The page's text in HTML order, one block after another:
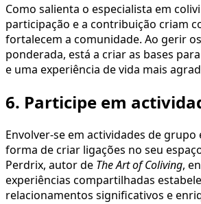
Como salienta o especialista em
participação e a contribuição criam
fortalecem a comunidade. Ao gerir
ponderada, está a criar as bases
e uma experiência de vida mais
6. Participe em
Envolver-se em actividades de grupo
forma de criar ligações no seu
Perdrix, autor de The Art of Coliving,
experiências compartilhadas
relacionamentos significativos e